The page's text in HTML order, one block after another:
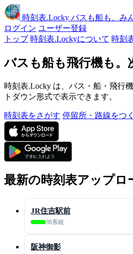
時刻表.Locky バスも船も、み
ログイン ユーザー登録
トップ 時刻表.Lockyについて 時刻
バスも船も飛行機も。
時刻表.Locky は、バス・船・飛行
トダウン形式で表示できます。
時刻表をさがす 停留所・路線をつ
最新の時刻表アップロ
JR住吉駅前
38系統
阪神御影